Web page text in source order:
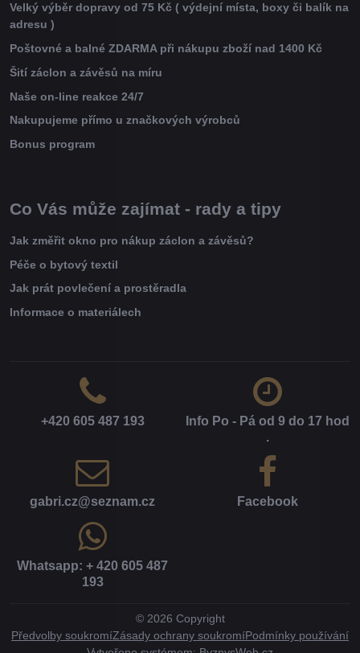
Velký výběr dopravy od 75 Kč ( výdejní místa, boxy či balík na
adresu )
Poštovné a balné ZDARMA při nákupu zboží nad 1400 Kč
Šití záclon a závěsů na míru
Naše on-line reakce 24/7
Nakupujeme přímo u značkových výrobců
Bonus program
Co Vás může zajímat - rady a tipy
Jak změřit okno pro nákup záclon a závěsů?
Péče o bytový textil
Jak prát povlečení a prostěradla
Informace o materiálech
+420 605 487 193
Info Po - Pá od 9 do 17 hod​
.
gabri​.cz​@seznam​.cz Facebook
Whatsapp: + 420 605 487
193
© 2026 Copyright
Předvolby soukromíZásady ochrany soukromíPodmínky používání